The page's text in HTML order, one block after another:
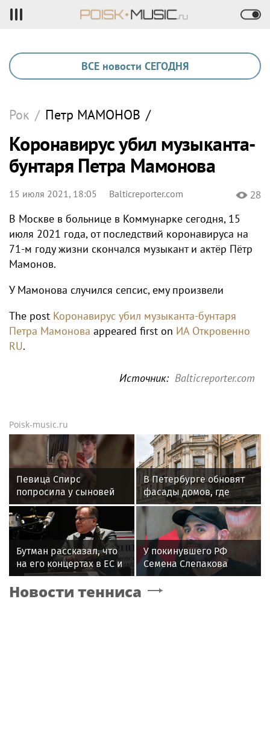
ВСЕ новости СЕГОДНЯ
Рок / Петр МАМОНОВ /
Коронавирус убил музыканта-
бунтаря Петра Мамонова
15 июля 2021, 18:05 Balticreporter.com 28
В Москве в больнице в Коммунарке сегодня, 15
июля 2021 года, от последствий коронавируса на
71-м году жизни скончался музыкант и актёр Пётр
Мамонов.
У Мамонова случился сепсис, ему произвели
The post Коронавирус убил музыканта-бунтаря
Петра Мамонова appeared first on ИА Откровенно
RU.
Источник: Balticreporter.com
Poisk-music.ru
Певица Спирс
попросила у сыновей
прощения за ошибки
прошлого
В Петербурге обновят
фасады домов, где
жили Чайковский и
Тургенев
Бутман рассказал, что
на его концертах в ЕС и
США протестовали
проплаченные люди
У покинувшего РФ
Семена Слепакова
нашли еще две
квартиры в Москве
Новости тенниса